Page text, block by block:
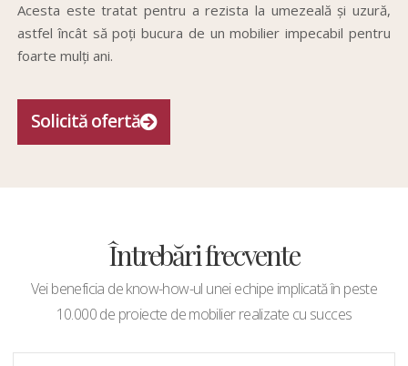
Acesta este tratat pentru a rezista la umezeală și uzură,
astfel încât să poți bucura de un mobilier impecabil pentru
foarte mulți ani.
Solicită ofertă
Întrebări frecvente
Vei beneficia de know-how-ul unei echipe implicată în peste
10.000 de proiecte de mobilier realizate cu succes